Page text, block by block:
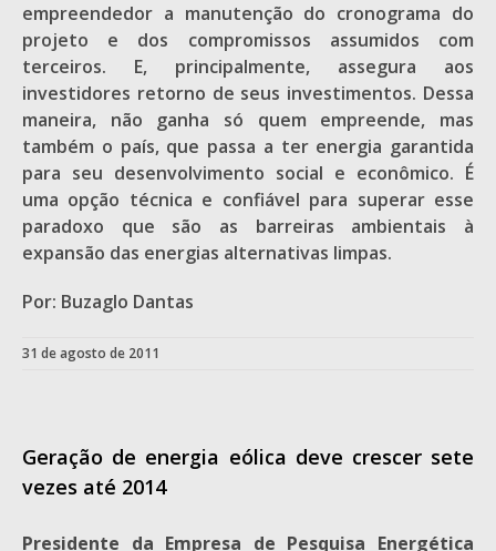
empreendedor a manutenção do cronograma do
projeto e dos compromissos assumidos com
terceiros. E, principalmente, assegura aos
investidores retorno de seus investimentos. Dessa
maneira, não ganha só quem empreende, mas
também o país, que passa a ter energia garantida
para seu desenvolvimento social e econômico. É
uma opção técnica e confiável para superar esse
paradoxo que são as barreiras ambientais à
expansão das energias alternativas limpas.
Por: Buzaglo Dantas
31 de agosto de 2011
Geração de energia eólica deve crescer sete
vezes até 2014
Presidente da Empresa de Pesquisa Energética